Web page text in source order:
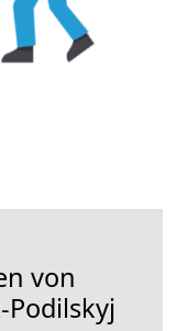
von
Podilskyj